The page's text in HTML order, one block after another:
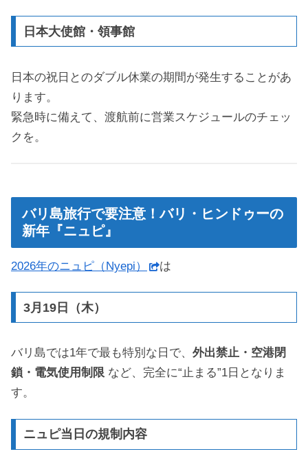
日本大使館・領事館
日本の祝日とのダブル休業の期間が発生することがあ
ります。
緊急時に備えて、渡航前に営業スケジュールのチェッ
クを。
バリ島旅行で要注意！バリ・ヒンドゥーの
新年『ニュピ』
2026年のニュピ（Nyepi） は
3月19日（木）
バリ島では1年で最も特別な日で、 外出禁止・空港閉
鎖・電気使用制限 など、完全に“止まる”1日となりま
す。
ニュピ当日の規制内容